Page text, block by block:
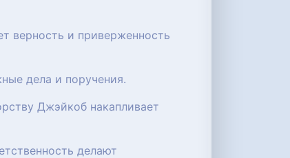
верность и приверженность
дела и поручения.
Джэйкоб накапливает
делают